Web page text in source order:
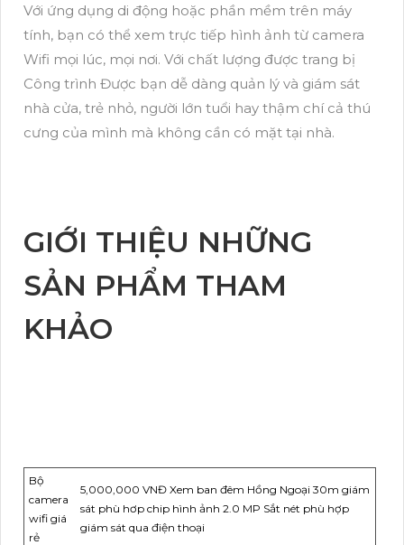
Với ứng dụng di động hoặc phần mềm trên máy
tính, bạn có thể xem trực tiếp hình ảnh từ camera
Wifi mọi lúc, mọi nơi. Với chất lượng được trang bị
Công trình Được bạn dễ dàng quản lý và giám sát
nhà cửa, trẻ nhỏ, người lớn tuổi hay thậm chí cả thú
cưng của mình mà không cần có mặt tại nhà.
GIỚI THIỆU NHỮNG
SẢN PHẨM THAM
KHẢO
Bộ
camera
wifi giá
rẻ
5,000,000 VNĐ Xem ban đêm Hồng Ngoại 30m giám
sát phù hơp chip hình ảnh 2.0 MP Sắt nét phù hợp
giám sát qua điện thoại